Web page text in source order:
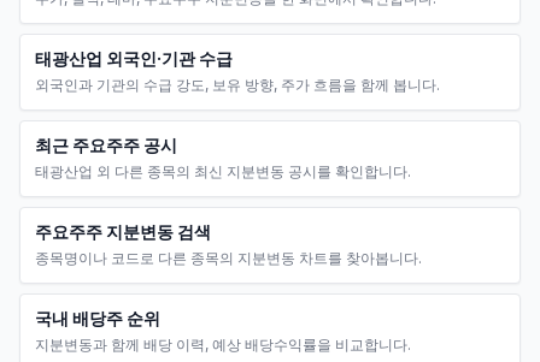
태광산업 외국인·기관 수급
외국인과 기관의 수급 강도, 보유 방향, 주가 흐름을 함께 봅니다.
최근 주요주주 공시
태광산업 외 다른 종목의 최신 지분변동 공시를 확인합니다.
주요주주 지분변동 검색
종목명이나 코드로 다른 종목의 지분변동 차트를 찾아봅니다.
국내 배당주 순위
지분변동과 함께 배당 이력, 예상 배당수익률을 비교합니다.